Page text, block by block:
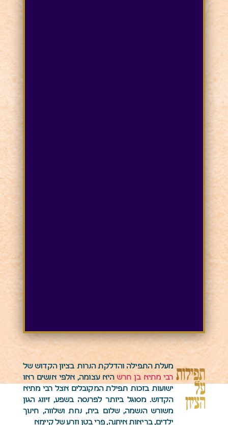
תפילות
על
הציון
מעלת התפילה והדלקת הנרות בציון הקדוש של
רבי מתיא בן חרש היא עצומה, אלפי אנשים ראו
ישועות בזכות תפילת המקובלים אצל רבי מתיא
הקדוש. מסוגל ביותר לפרנסה בשפע, זיווג הגון
משורש הנשמה, שלום בית, נחת ושלווה, חינוך
ילדים, בריאות איתנה, פרי בטן וזרע של קיימא